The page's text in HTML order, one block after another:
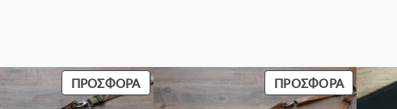
ΠΡΟΣΦΟΡΆΠΡΟΪΌΝ
ΣΕ
ΠΡΟΣΦΟΡΆΠΡΟΪΌΝ
ΣΕ